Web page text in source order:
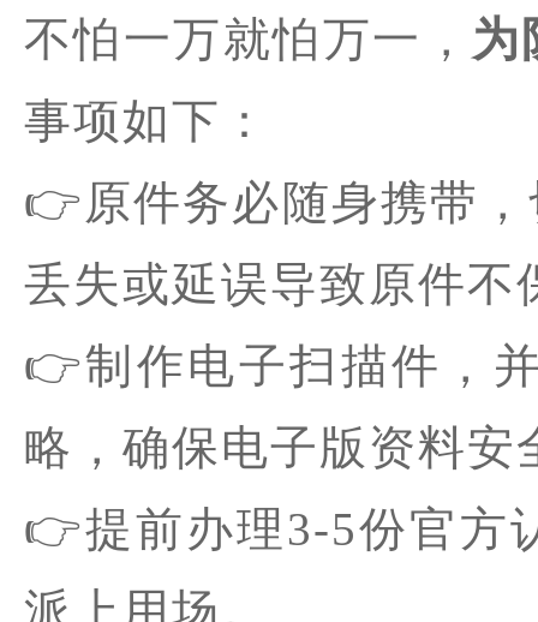
不怕一万就怕万一， 为
事项如下：
👉原件务必随身携带
丢失或延误导致原件不
👉制作电子扫描件，
略，确保电子版资料安
👉提前办理3-5份官方
派上用场。